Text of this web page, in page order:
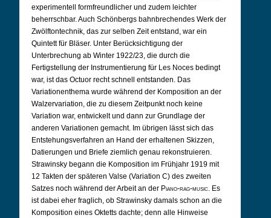
experimentell formfreundlicher und zudem leichter
beherrschbar. Auch Schönbergs bahnbrechendes Werk der
Zwölftontechnik, das zur selben Zeit entstand, war ein
Quintett für Bläser. Unter Berücksichtigung der
Unterbrechung ab Winter 1922/23, die durch die
Fertigstellung der Instrumentierung für Les Noces bedingt
war, ist das Octuor recht schnell entstanden. Das
Variationenthema wurde während der Komposition an der
Walzervariation, die zu diesem Zeitpunkt noch keine
Variation war, entwickelt und dann zur Grundlage der
anderen Variationen gemacht. Im übrigen lässt sich das
Entstehungsverfahren an Hand der erhaltenen Skizzen,
Datierungen und Briefe ziemlich genau rekonstruieren.
Strawinsky begann die Komposition im Frühjahr 1919 mit
12 Takten der späteren Valse (Variation C) des zweiten
Satzes noch während der Arbeit an der Piano-rag-music. Es
ist dabei eher fraglich, ob Strawinsky damals schon an die
Komposition eines Oktetts dachte; denn alle Hinweise